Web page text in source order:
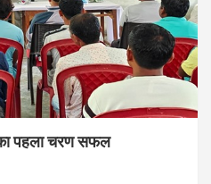
का पहला चरण सफल